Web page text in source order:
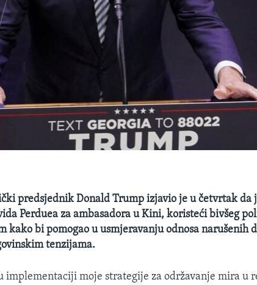
predsjednik Donald Trump izjavio je u četvrtak da
Perduea za ambasadora u Kini, koristeći bivšeg
kako bi pomogao u usmjeravanju odnosa narušenih
tenzijama.
implementaciji moje strategije za održavanje mira u